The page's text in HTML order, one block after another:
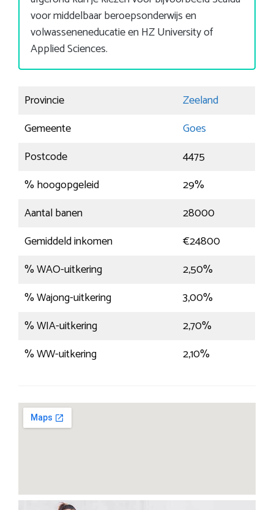
voor middelbaar beroepsonderwijs en
volwasseneneducatie en HZ University of
Applied Sciences.
Provincie
Zeeland
Gemeente
Goes
Postcode
4475
% hoogopgeleid
29%
Aantal banen
28000
Gemiddeld inkomen
€24800
% WAO-uitkering
2,50%
% Wajong-uitkering
3,00%
% WIA-uitkering
2,70%
% WW-uitkering
2,10%